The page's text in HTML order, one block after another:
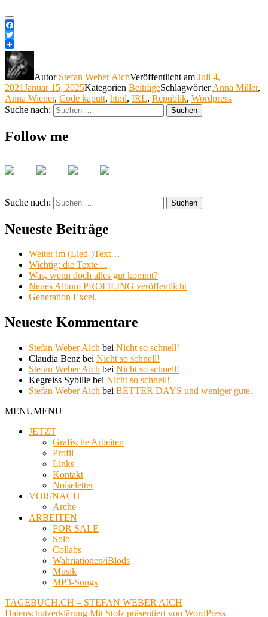
Facebook
Twitter
Autor Stefan Weber AichVeröffentlicht am Juli 4,
2021Januar 15, 2025Kategorien BeiträgeSchlagwörterAnna Miller,
Anna Wiener, Code kaputt, html, IRL, Republik, Wordpress
Suche nach:
Suchen
Follow me
Suche nach: Suchen
Neueste Beiträge
Weiter im (Lied-)Text…
Wichtig: die Texte…
Was, wenn doch alles gut kommt?
Neues Album PROFILING veröffentlicht
Generation Excel.
Neueste Kommentare
Stefan Weber Aich bei Nicht so schnell!
Claudia Benz bei Nicht so schnell!
Stefan Weber Aich bei Nicht so schnell!
Kegreiss Sybille bei Nicht so schnell!
Stefan Weber Aich bei BETTER DAYS und weniger gute.
MENUMENU
JETZT
Grafische Arbeiten
Profil
Links
Kontakt
Noiseletter
VOR/NACH
Arche
ARBEITEN
FOR SALE
Solo
Collabs
Wahriationen/iBlöds
Musik
MP3-Songs
TAGEBUCH.CH – STEFAN WEBER AICH
Datenschutzerklärung Mit Stolz präsentiert von WordPress